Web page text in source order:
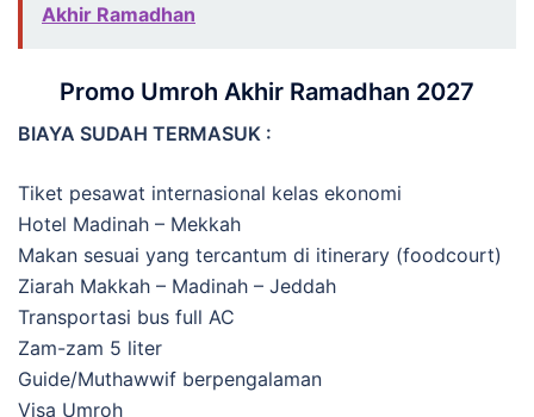
Akhir Ramadhan
Promo Umroh Akhir Ramadhan 2027
BIAYA SUDAH TERMASUK :
Tiket pesawat internasional kelas ekonomi
Hotel Madinah – Mekkah
Makan sesuai yang tercantum di itinerary (foodcourt)
Ziarah Makkah – Madinah – Jeddah
Transportasi bus full AC
Zam-zam 5 liter
Guide/Muthawwif berpengalaman
Visa Umroh